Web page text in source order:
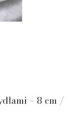
– 8 cm /